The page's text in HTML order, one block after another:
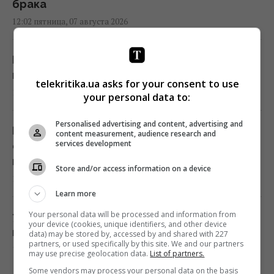
брака
12:02 пятница, 07 августа 2026
После аномальной жары: какие сюрпризы
готовит погода на выходных
Психологические ловушки и уловки
супермаркетов: как нас заставляют
платить больше
11:58 пятница, 07 августа 2026
79-летняя Ротару впервые за долгое время
показала, как она выглядит сейчас
11:50 пятница, 07 августа 2026
telekritika.ua asks for your consent to use
your personal data to:
Personalised advertising and content, advertising and
content measurement, audience research and
services development
Store and/or access information on a device
Learn more
Your personal data will be processed and information from
your device (cookies, unique identifiers, and other device
data) may be stored by, accessed by and shared with 227
partners, or used specifically by this site. We and our partners
may use precise geolocation data. List of partners.
Some vendors may process your personal data on the basis